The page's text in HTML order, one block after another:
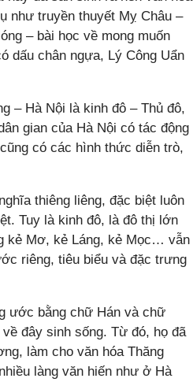
như truyền thuyết Mỵ Châu –
– bài học về mong muốn
dấu chân ngựa, Lý Công Uẩn
– Hà Nội là kinh đô – Thủ đô,
gian của Hà Nội có tác động
có các hình thức diễn trò,
thiêng liêng, đặc biệt luôn
Tuy là kinh đô, là đô thị lớn
kẻ Mơ, kẻ Láng, kẻ Mọc… vẫn
riêng, tiêu biểu và đặc trưng
ước bằng chữ Hán và chữ
đây sinh sống. Từ đó, họ đã
làm cho văn hóa Thăng
làng văn hiến như ở Hà